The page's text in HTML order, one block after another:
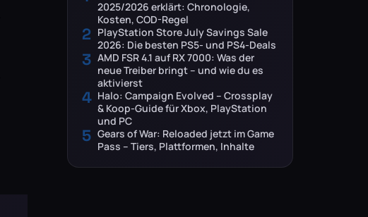
2025/2026 erklärt: Chronologie,
Kosten, COD-Regel
2 PlayStation Store July Savings Sale
2026: Die besten PS5- und PS4-Deals
3 AMD FSR 4.1 auf RX 7000: Was der
neue Treiber bringt – und wie du es
aktivierst
4 Halo: Campaign Evolved – Crossplay
& Koop-Guide für Xbox, PlayStation
und PC
5 Gears of War: Reloaded jetzt im Game
Pass – Tiers, Plattformen, Inhalte